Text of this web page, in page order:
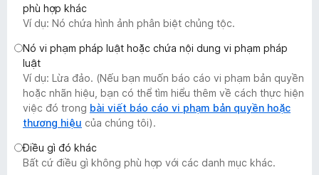
i
e
f
o
x
phù hợp khác
Ví dụ: Nó chứa hình ảnh phân biệt chủng tộc.
Nó vi phạm pháp luật hoặc chứa nội dung vi phạm pháp
luật
Ví dụ: Lừa đảo. (Nếu bạn muốn báo cáo vi phạm bản quyền
hoặc nhãn hiệu, bạn có thể tìm hiểu thêm về cách thực hiện
việc đó trong bài viết báo cáo vi phạm bản quyền hoặc
thương hiệu của chúng tôi).
Điều gì đó khác
Bất cứ điều gì không phù hợp với các danh mục khác.